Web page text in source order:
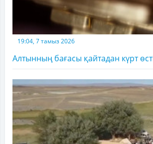
19:04, 7 тамыз 2026
Алтынның бағасы қайтадан күрт